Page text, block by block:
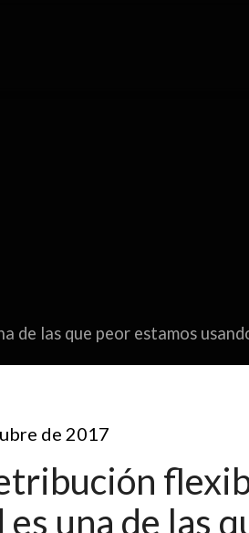
de las que peor estamos
de 2017
es una de las